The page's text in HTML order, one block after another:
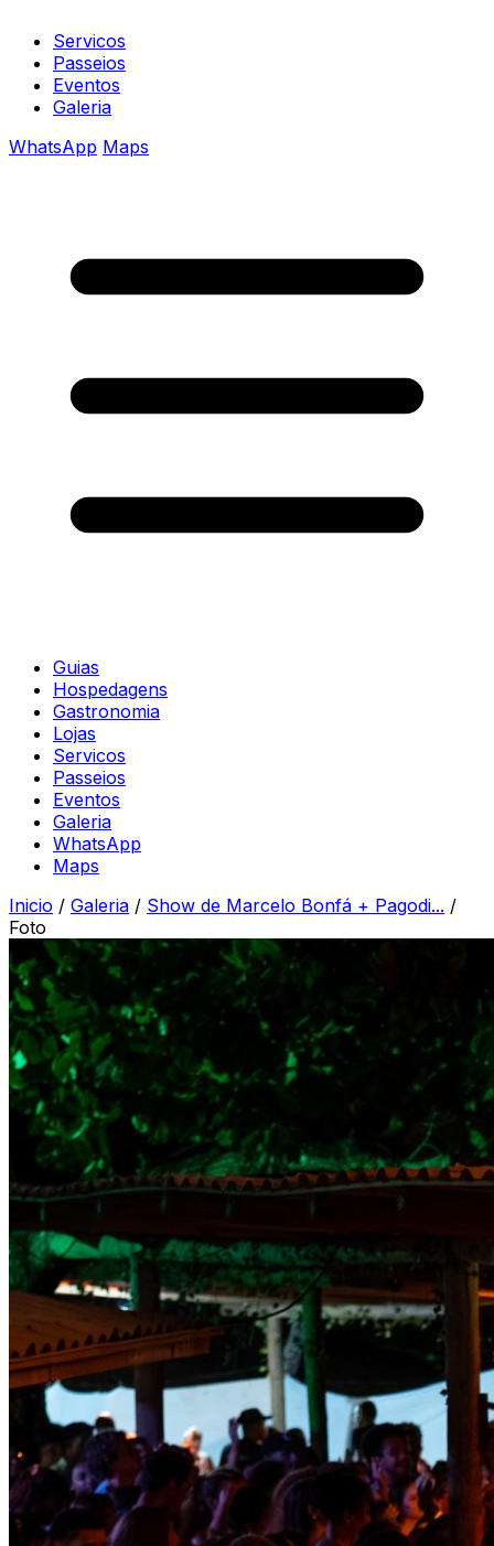
Servicos
Passeios
Eventos
Galeria
WhatsApp Maps
Guias
Hospedagens
Gastronomia
Lojas
Servicos
Passeios
Eventos
Galeria
WhatsApp
Maps
Inicio / Galeria / Show de Marcelo Bonfá + Pagodi... /
Foto